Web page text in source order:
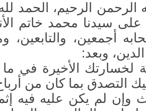
الرحمن الرحيم، الحمد
على سيدنا محمد خاتم
أجمعين،
وبعد:
لخسارتك الأخيرة في ما
التصدق بما كان من أرباح
وإن لم يكن عليه فيه